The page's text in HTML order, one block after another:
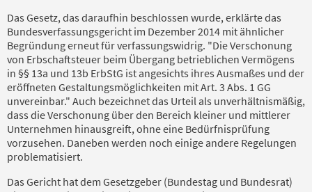
Das Gesetz, das daraufhin beschlossen wurde, erklärte das
Bundesverfassungsgericht im Dezember 2014 mit ähnlicher
Begründung erneut für verfassungswidrig. "Die Verschonung
von Erbschaftsteuer beim Übergang betrieblichen Vermögens
in §§ 13a und 13b ErbStG ist angesichts ihres Ausmaßes und der
eröffneten Gestaltungsmöglichkeiten mit Art. 3 Abs. 1 GG
unvereinbar." Auch bezeichnet das Urteil als unverhältnismäßig,
dass die Verschonung über den Bereich kleiner und mittlerer
Unternehmen hinausgreift, ohne eine Bedürfnisprüfung
vorzusehen. Daneben werden noch einige andere Regelungen
problematisiert.
Das Gericht hat dem Gesetzgeber (Bundestag und Bundesrat)